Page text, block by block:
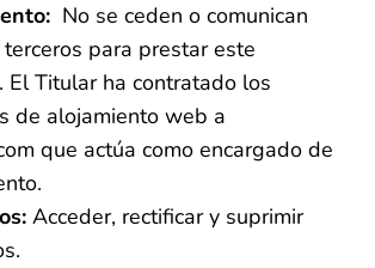
No se ceden o comunican
para prestar este
El Titular ha contratado los
de alojamiento web a
que actúa como encargado de
Acceder, rectificar y suprimir